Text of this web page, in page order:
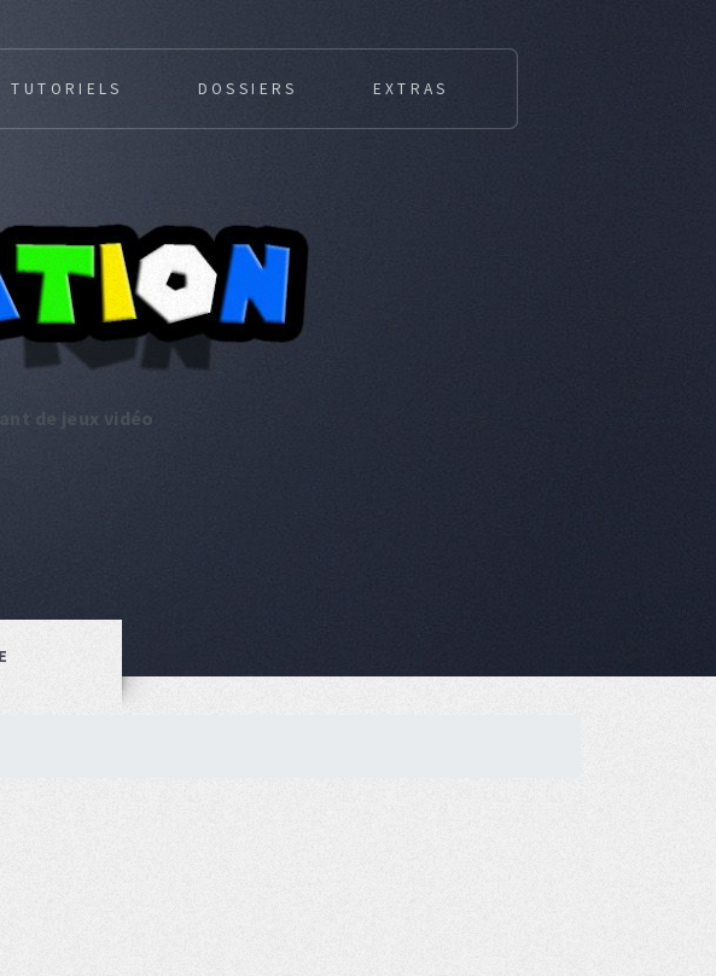
de jeux vidéo
TUTORIELS DOSSIERS EXTRAS